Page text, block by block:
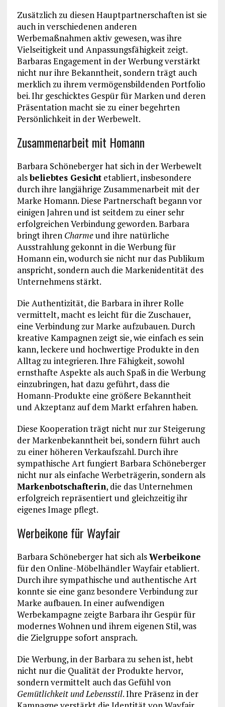
Zusätzlich zu diesen Hauptpartnerschaften ist sie
auch in verschiedenen anderen
Werbemaßnahmen aktiv gewesen, was ihre
Vielseitigkeit und Anpassungsfähigkeit zeigt.
Barbaras Engagement in der Werbung verstärkt
nicht nur ihre Bekanntheit, sondern trägt auch
merklich zu ihrem vermögensbildenden Portfolio
bei. Ihr geschicktes Gespür für Marken und deren
Präsentation macht sie zu einer begehrten
Persönlichkeit in der Werbewelt.
Zusammenarbeit mit Homann
Barbara Schöneberger hat sich in der Werbewelt
alsbeliebtes Gesichtetabliert, insbesondere
durch ihre langjährige Zusammenarbeit mit der
Marke Homann. Diese Partnerschaft begann vor
einigen Jahren und ist seitdem zu einer sehr
erfolgreichen Verbindung geworden. Barbara
bringt ihren Charmeund ihre natürliche
Ausstrahlung gekonnt in die Werbung für
Homann ein, wodurch sie nicht nur das Publikum
anspricht, sondern auch die Markenidentität des
Unternehmens stärkt.
Die Authentizität, die Barbara in ihrer Rolle
vermittelt, macht es leicht für die Zuschauer,
eine Verbindung zur Marke aufzubauen. Durch
kreative Kampagnen zeigt sie, wie einfach es sein
kann, leckere und hochwertige Produkte in den
Alltag zu integrieren. Ihre Fähigkeit, sowohl
ernsthafte Aspekte als auch Spaß in die Werbung
einzubringen, hat dazu geführt, dass die
Homann-Produkte eine größere Bekanntheit
und Akzeptanz auf dem Markt erfahren haben.
Diese Kooperation trägt nicht nur zur Steigerung
der Markenbekanntheit bei, sondern führt auch
zu einer höheren Verkaufszahl. Durch ihre
sympathische Art fungiert Barbara Schöneberger
nicht nur als einfache Werbeträgerin, sondern als
Markenbotschafterin, die das Unternehmen
erfolgreich repräsentiert und gleichzeitig ihr
eigenes Image pflegt.
Werbeikone für Wayfair
Barbara Schöneberger hat sich alsWerbeikone
für den Online-Möbelhändler Wayfair etabliert.
Durch ihre sympathische und authentische Art
konnte sie eine ganz besondere Verbindung zur
Marke aufbauen. In einer aufwendigen
Werbekampagne zeigte Barbara ihr Gespür für
modernes Wohnen und ihrem eigenen Stil, was
die Zielgruppe sofort ansprach.
Die Werbung, in der Barbara zu sehen ist, hebt
nicht nur die Qualität der Produkte hervor,
sondern vermittelt auch das Gefühl von
Gemütlichkeit und Lebensstil. Ihre Präsenz in der